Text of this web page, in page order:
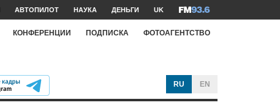
АВТОПИЛОТ НАУКА ДЕНЬГИ UK
КОНФЕРЕНЦИИ ПОДПИСКА ФОТОАГЕНТСТВО
RU EN